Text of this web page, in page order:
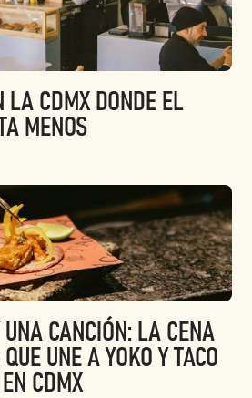
LA CDMX DONDE EL
MENOS
UNA CANCIÓN: LA CENA
UNE A YOKO Y TACO
CDMX